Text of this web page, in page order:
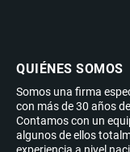
QUIÉNES SOMOS
Somos una firma
con más de 30 años
Contamos con un
algunos de ellos